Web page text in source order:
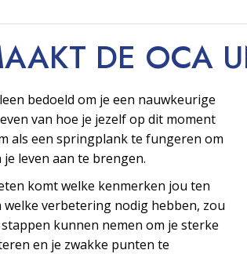
DE OCA
bedoeld om je een nauwkeurige
van hoe je jezelf op dit moment
als een springplank te fungeren om
leven aan te brengen.
komt welke kenmerken jou ten
welke verbetering nodig hebben, zou
kunnen nemen om je sterke
en je zwakke punten te